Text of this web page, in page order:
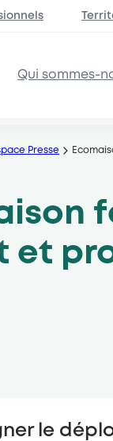
Qui sommes-
Presse
et
le